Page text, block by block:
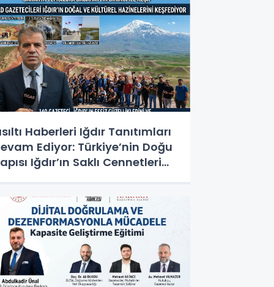
Haberleri Iğdır Tanıtımları
Ediyor: Türkiye’nin Doğu
Iğdır’ın Saklı Cennetleri